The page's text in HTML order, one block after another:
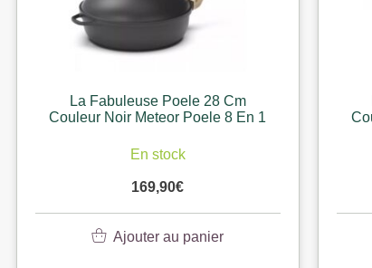
La Fabuleuse Poele 28 Cm
Couleur Noir Meteor Poele 8 En 1
En stock
169,90€
Ajouter au panier